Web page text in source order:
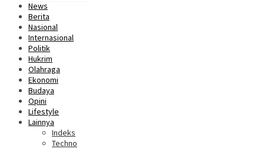
News
Berita
Nasional
Internasional
Politik
Hukrim
Olahraga
Ekonomi
Budaya
Opini
Lifestyle
Lainnya
Indeks
Techno